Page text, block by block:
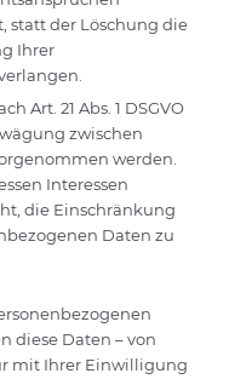
statt der Löschung die
Ihrer
Art. 21 Abs. 1 DSGVO
zwischen
werden.
Interessen
die Einschränkung
Daten zu
diese Daten – von
mit Ihrer Einwilligung